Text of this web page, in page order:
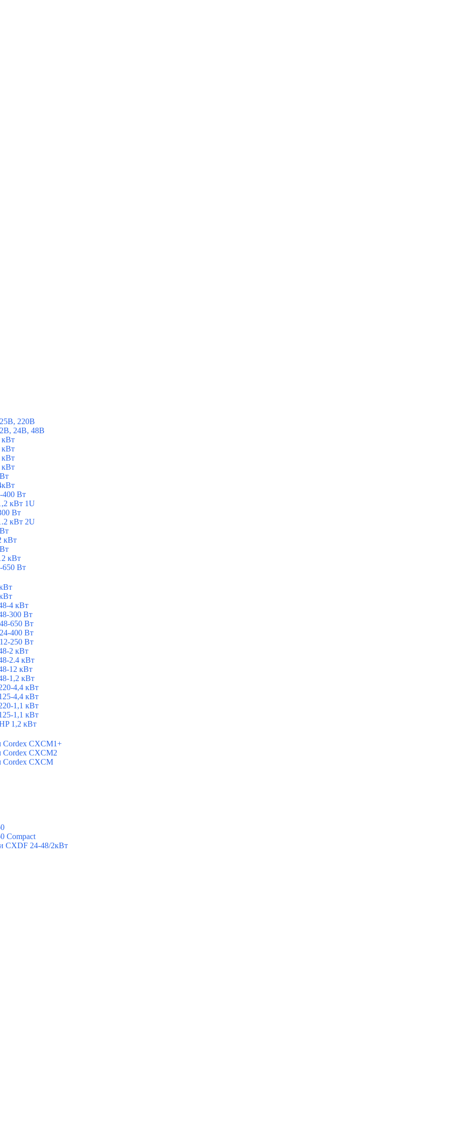
220В
24В, 48В
кВт
кВт
кВт
кВт
400 Вт
кВт 1U
Вт
кВт 2U
кВт
кВт
650 Вт
4 кВт
300 Вт
650 Вт
400 Вт
250 Вт
2 кВт
2.4 кВт
12 кВт
1,2 кВт
4,4 кВт
4,4 кВт
1,1 кВт
1,1 кВт
1,2 кВт
Cordex CXCM1+
Cordex CXCM2
Cordex CXCM
Compact
CXDF 24-48/2кВт